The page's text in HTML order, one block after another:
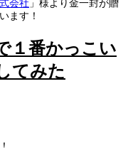
会社 」様より金一封が贈
ます！
１番かっこい
てみた